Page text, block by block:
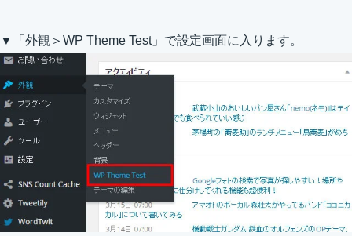
▼「外観＞WP Theme Test」で設定画面に入ります。